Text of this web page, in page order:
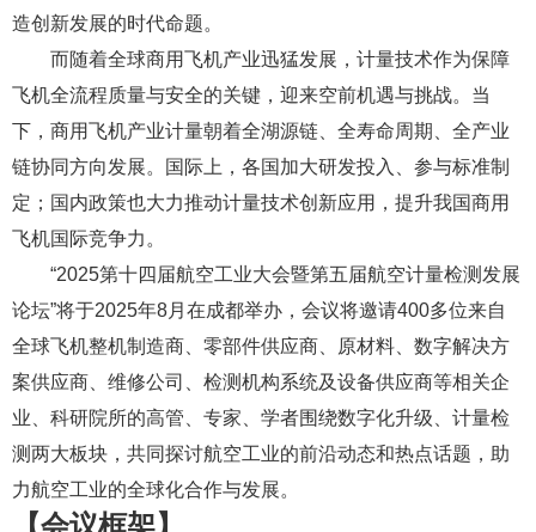
造创新发展的时代命题。
而随着全球商用飞机产业迅猛发展，计量技术作为保障
飞机全流程质量与安全的关键，迎来空前机遇与挑战。当
下，商用飞机产业计量朝着全湖源链、全寿命周期、全产业
链协同方向发展。国际上，各国加大研发投入、参与标准制
定；国内政策也大力推动计量技术创新应用，提升我国商用
飞机国际竞争力。
“2025第十四届航空工业大会暨第五届航空计量检测发展
论坛”将于2025年8月在成都举办，会议将邀请400多位来自
全球飞机整机制造商、零部件供应商、原材料、数字解决方
案供应商、维修公司、检测机构系统及设备供应商等相关企
业、科研院所的高管、专家、学者围绕数字化升级、计量检
测两大板块，共同探讨航空工业的前沿动态和热点话题，助
力航空工业的全球化合作与发展。